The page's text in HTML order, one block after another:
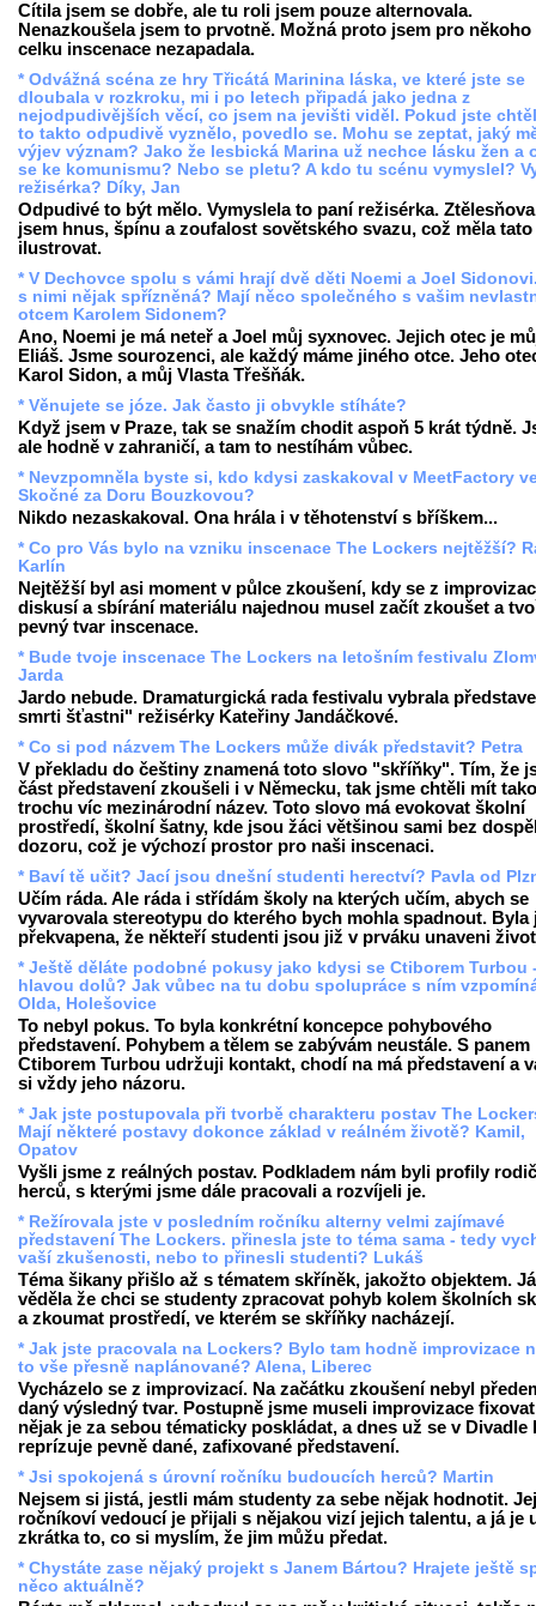
Cítila jsem se dobře, ale tu roli jsem pouze alternovala.
Nenazkoušela jsem to prvotně. Možná proto jsem pro někoho
celku inscenace nezapadala.
* Odvážná scéna ze hry Třicátá Marinina láska, ve které jste se
dloubala v rozkroku, mi i po letech připadá jako jedna z
nejodpudivějších věcí, co jsem na jevišti viděl. Pokud jste
to takto odpudivě vyznělo, povedlo se. Mohu se zeptat, jaký
výjev význam? Jako že lesbická Marina už nechce lásku žen a
se ke komunismu? Nebo se pletu? A kdo tu scénu vymyslel?
režisérka? Díky, Jan
Odpudivé to být mělo. Vymyslela to paní režisérka.
jsem hnus, špínu a zoufalost sovětského svazu, což měla tato
ilustrovat.
* V Dechovce spolu s vámi hrají dvě děti Noemi a Joel
s nimi nějak spřízněná? Mají něco společného s vašim
otcem Karolem Sidonem?
Ano, Noemi je má neteř a Joel můj syxnovec. Jejich otec je
Eliáš. Jsme sourozenci, ale každý máme jiného otce. Jeho
Karol Sidon, a můj Vlasta Třešňák.
* Věnujete se józe. Jak často ji obvykle stíháte?
Když jsem v Praze, tak se snažím chodit aspoň 5 krát týdně.
ale hodně v zahraničí, a tam to nestíhám vůbec.
* Nevzpomněla byste si, kdo kdysi zaskakoval v MeetFactory
Skočné za Doru Bouzkovou?
Nikdo nezaskakoval. Ona hrála i v těhotenství s bříškem...
* Co pro Vás bylo na vzniku inscenace The Lockers nejtěžší?
Karlín
Nejtěžší byl asi moment v půlce zkoušení, kdy se z
diskusí a sbírání materiálu najednou musel začít zkoušet a
pevný tvar inscenace.
* Bude tvoje inscenace The Lockers na letošním festivalu
Jarda
Jardo nebude. Dramaturgická rada festivalu vybrala
smrti šťastni" režisérky Kateřiny Jandáčkové.
* Co si pod názvem The Lockers může divák představit? Petra
V překladu do češtiny znamená toto slovo "skříňky". Tím, že
část představení zkoušeli i v Německu, tak jsme chtěli mít
trochu víc mezinárodní název. Toto slovo má evokovat školní
prostředí, školní šatny, kde jsou žáci většinou sami bez
dozoru, což je výchozí prostor pro naši inscenaci.
* Baví tě učit? Jací jsou dnešní studenti herectví? Pavla od
Učím ráda. Ale ráda i střídám školy na kterých učím, abych se
vyvarovala stereotypu do kterého bych mohla spadnout. Byla
překvapena, že někteří studenti jsou již v prváku unaveni
* Ještě děláte podobné pokusy jako kdysi se Ctiborem Turbou
hlavou dolů? Jak vůbec na tu dobu spolupráce s ním
Olda, Holešovice
To nebyl pokus. To byla konkrétní koncepce pohybového
představení. Pohybem a tělem se zabývám neustále. S panem
Ctiborem Turbou udržuji kontakt, chodí na má představení a
si vždy jeho názoru.
* Jak jste postupovala při tvorbě charakteru postav The
Mají některé postavy dokonce základ v reálném životě? Kamil,
Opatov
Vyšli jsme z reálných postav. Podkladem nám byli profily
herců, s kterými jsme dále pracovali a rozvíjeli je.
* Režírovala jste v posledním ročníku alterny velmi zajímavé
představení The Lockers. přinesla jste to téma sama - tedy
vaší zkušenosti, nebo to přinesli studenti? Lukáš
Téma šikany přišlo až s tématem skříněk, jakožto objektem.
věděla že chci se studenty zpracovat pohyb kolem školních
a zkoumat prostředí, ve kterém se skříňky nacházejí.
* Jak jste pracovala na Lockers? Bylo tam hodně improvizace
to vše přesně naplánované? Alena, Liberec
Vycházelo se z improvizací. Na začátku zkoušení nebyl
daný výsledný tvar. Postupně jsme museli improvizace
nějak je za sebou tématicky poskládat, a dnes už se v Divadle
reprízuje pevně dané, zafixované představení.
* Jsi spokojená s úrovní ročníku budoucích herců? Martin
Nejsem si jistá, jestli mám studenty za sebe nějak hodnotit.
ročníkoví vedoucí je přijali s nějakou vizí jejich talentu, a já je
zkrátka to, co si myslím, že jim můžu předat.
* Chystáte zase nějaký projekt s Janem Bártou? Hrajete ještě
něco aktuálně?